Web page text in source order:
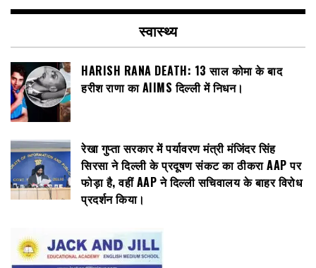
स्वास्थ्य
HARISH RANA DEATH: 13 साल कोमा के बाद
हरीश राणा का AIIMS दिल्ली में निधन।
रेखा गुप्ता सरकार में पर्यावरण मंत्री मंजिंदर सिंह
सिरसा ने दिल्ली के प्रदूषण संकट का ठीकरा AAP पर
फोड़ा है, वहीं AAP ने दिल्ली सचिवालय के बाहर विरोध
प्रदर्शन किया।